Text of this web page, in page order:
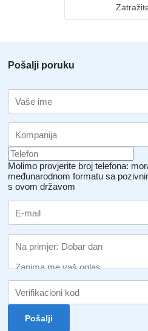
Pošalji poruku
Molimo provjerite broj telefona:
međunarodnom formatu sa
s ovom državom